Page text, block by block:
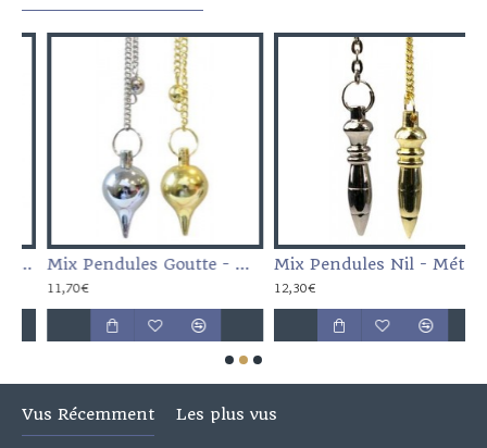
Mix Pendules Goutte - Métal Doré et Chromé
11,70€
Mix Pendules Nil - Métal Doré et Chromé
12,30€
Vus Récemment Les plus vus